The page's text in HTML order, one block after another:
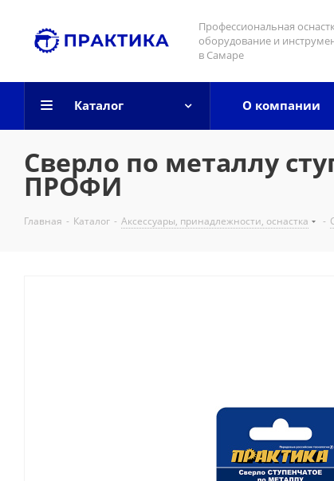
Профессиональная
оборудование и
в Самаре
Каталог О компании
Сверло по металлу
ПРОФИ
Главная - Каталог - Аксессуары, принадлежности, оснастка -